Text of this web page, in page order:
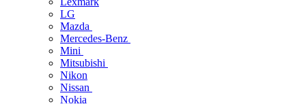
LG
Mazda
Mercedes-Benz
Mini
Mitsubishi
Nikon
Nissan
Nokia